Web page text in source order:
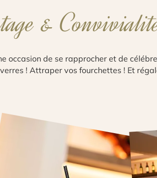
&
occasion de se rapprocher et de
! Attraper vos fourchettes ! Et